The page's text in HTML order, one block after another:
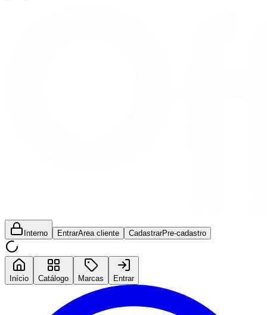
Interno EntrarArea cliente CadastrarPre-cadastro
Início Catálogo Marcas Entrar